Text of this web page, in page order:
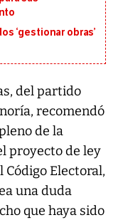
‘gestionar obras’
del partido
recomendó
de la
proyecto de ley
Electoral,
una duda
que haya sido